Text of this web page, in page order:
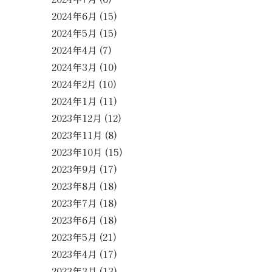
2024年6月 (15)
2024年5月 (15)
2024年4月 (7)
2024年3月 (10)
2024年2月 (10)
2024年1月 (11)
2023年12月 (12)
2023年11月 (8)
2023年10月 (15)
2023年9月 (17)
2023年8月 (18)
2023年7月 (18)
2023年6月 (18)
2023年5月 (21)
2023年4月 (17)